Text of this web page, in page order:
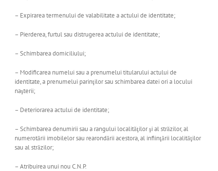
– Expirarea termenului de valabilitate a actului de identitate;
– Pierderea, furtul sau distrugerea actului de identitate;
– Schimbarea domiciliului;
– Modificarea numelui sau a prenumelui titularului actului de
identitate, a prenumelui parinţilor sau schimbarea datei ori a locului
naşterii;
– Deteriorarea actului de identitate;
– Schimbarea denumirii sau a rangului localităţilor şi al străzilor, al
numerotării imobilelor sau rearondării acestora, al infiinţării localităţilor
sau al străzilor;
– Atribuirea unui nou C.N.P.